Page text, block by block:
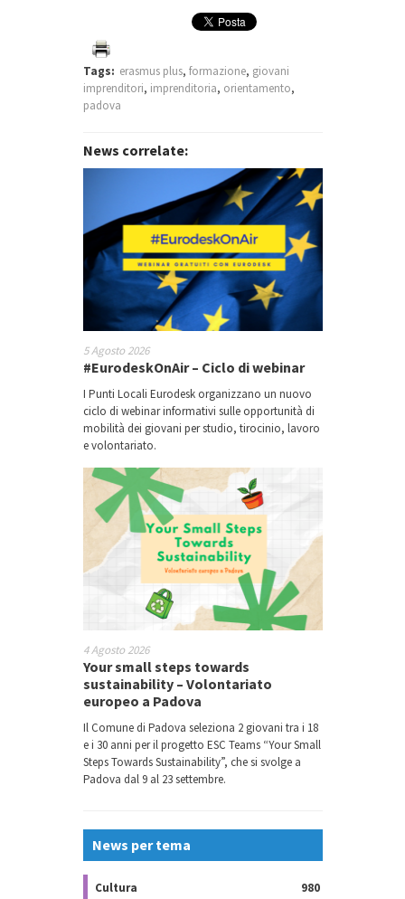
Registrati all’incontro
Registrati all’incontro
Registrati all’incontro
Registrati all’incontro
Registrati all’incontro
Tags: erasmus plus, formazione, giovani
imprenditori, imprenditoria, orientamento,
padova
News correlate:
5 Agosto 2026
#EurodeskOnAir – Ciclo di webinar
I Punti Locali Eurodesk organizzano un nuovo
ciclo di webinar informativi sulle opportunità di
mobilità dei giovani per studio, tirocinio, lavoro
e volontariato.
4 Agosto 2026
Your small steps towards
sustainability – Volontariato
europeo a Padova
Il Comune di Padova seleziona 2 giovani tra i 18
e i 30 anni per il progetto ESC Teams “Your Small
Steps Towards Sustainability”, che si svolge a
Padova dal 9 al 23 settembre.
News per tema
Cultura 980